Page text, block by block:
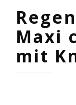
Maxi
mit